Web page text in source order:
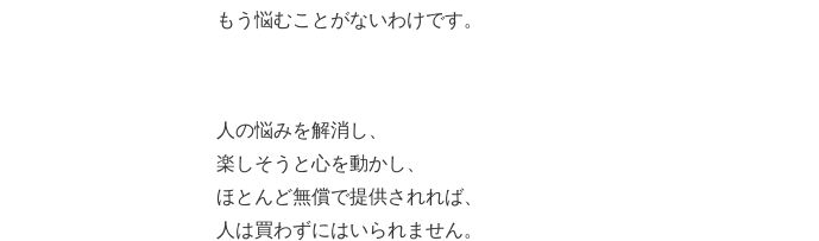
もう悩むことがないわけです。
人の悩みを解消し、
楽しそうと心を動かし、
ほとんど無償で提供されれば、
人は買わずにはいられません。